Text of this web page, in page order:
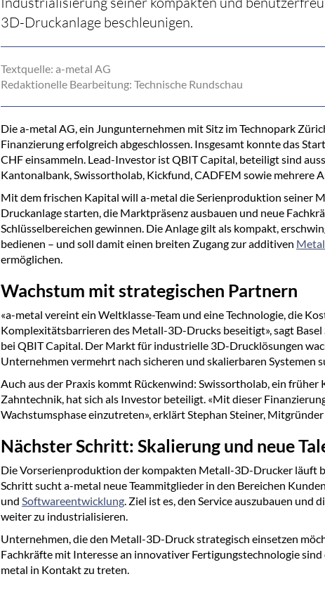
3D-Druckanlage beschleunigen.
Textquelle: a-metal AG
Redaktionelle Bearbeitung: Technische Rundschau
Die a-metal AG, ein Jungunternehmen mit Sitz im Technopark
Finanzierung erfolgreich abgeschlossen. Insgesamt konnte das
CHF einsammeln. Lead-Investor ist QBIT Capital, beteiligt sind
Kantonalbank, Swissortholab, Kickfund, CADFEM sowie mehrere
Mit dem frischen Kapital will a-metal die Serienproduktion seiner
Druckanlage starten, die Marktpräsenz ausbauen und neue
Schlüsselbereichen gewinnen. Die Anlage gilt als kompakt,
bedienen – und soll damit einen breiten Zugang zur additiven
ermöglichen.
Wachstum mit strategischen Partnern
«a-metal vereint ein Weltklasse-Team und eine Technologie, die
Komplexitätsbarrieren des Metall-3D-Drucks beseitigt», sagt Basel
bei QBIT Capital. Der Markt für industrielle 3D-Drucklösungen
Unternehmen vermehrt nach sicheren und skalierbaren Systemen
Auch aus der Praxis kommt Rückenwind: Swissortholab, ein früher
Zahntechnik, hat sich als Investor beteiligt. «Mit dieser
Wachstumsphase einzutreten», erklärt Stephan Steiner,
Nächster Schritt: Skalierung und neue
Die Vorserienproduktion der kompakten Metall-3D-Drucker läuft
Schritt sucht a-metal neue Teammitglieder in den Bereichen
und Softwareentwicklung. Ziel ist es, den Service auszubauen und
weiter zu industrialisieren.
Unternehmen, die den Metall-3D-Druck strategisch einsetzen
Fachkräfte mit Interesse an innovativer Fertigungstechnologie sind
metal in Kontakt zu treten.